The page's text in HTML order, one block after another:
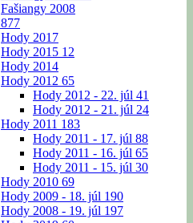
Fašiangy 2008
877
Hody 2017
Hody 2015 12
Hody 2014
Hody 2012 65
Hody 2012 - 22. júl 41
Hody 2012 - 21. júl 24
Hody 2011 183
Hody 2011 - 17. júl 88
Hody 2011 - 16. júl 65
Hody 2011 - 15. júl 30
Hody 2010 69
Hody 2009 - 18. júl 190
Hody 2008 - 19. júl 197